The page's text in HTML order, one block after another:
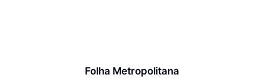
Folha Metropolitana